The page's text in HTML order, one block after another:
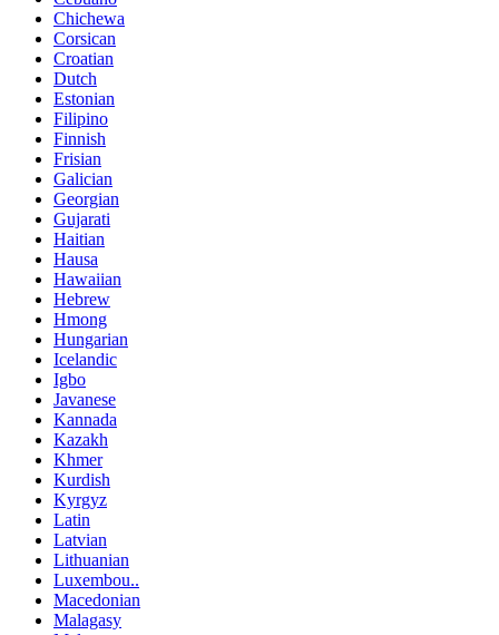
Chichewa
Corsican
Croatian
Dutch
Estonian
Filipino
Finnish
Frisian
Galician
Georgian
Gujarati
Haitian
Hausa
Hawaiian
Hebrew
Hmong
Hungarian
Icelandic
Igbo
Javanese
Kannada
Kazakh
Khmer
Kurdish
Kyrgyz
Latin
Latvian
Lithuanian
Luxembou..
Macedonian
Malagasy